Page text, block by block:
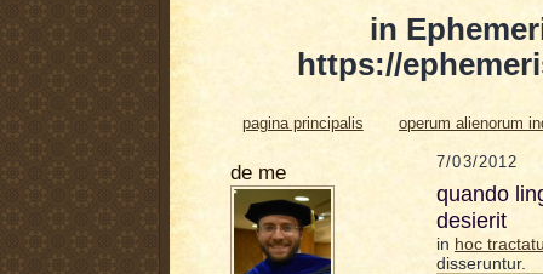
in
https://
pagina principalis operum alienorum
de me 7/03/2012
quando
desierit
in hoc
disseruntur.